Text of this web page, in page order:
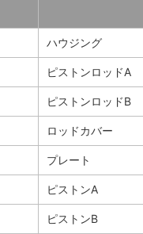
ハウジング
ピストンロッドA
ピストンロッドB
ロッドカバー
プレート
ピストンA
ピストンB